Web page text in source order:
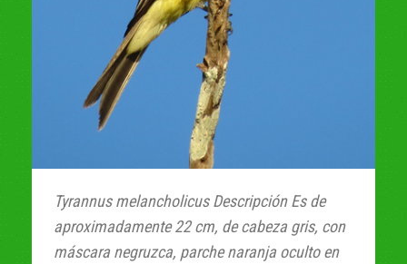
Tyrannus melancholicus Descripción Es de
aproximadamente 22 cm, de cabeza gris, con
máscara negruzca, parche naranja oculto en